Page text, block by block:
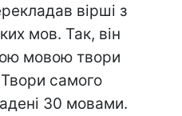
вірші з
мов. Так, він
мовою твори
самого
30 мовами.